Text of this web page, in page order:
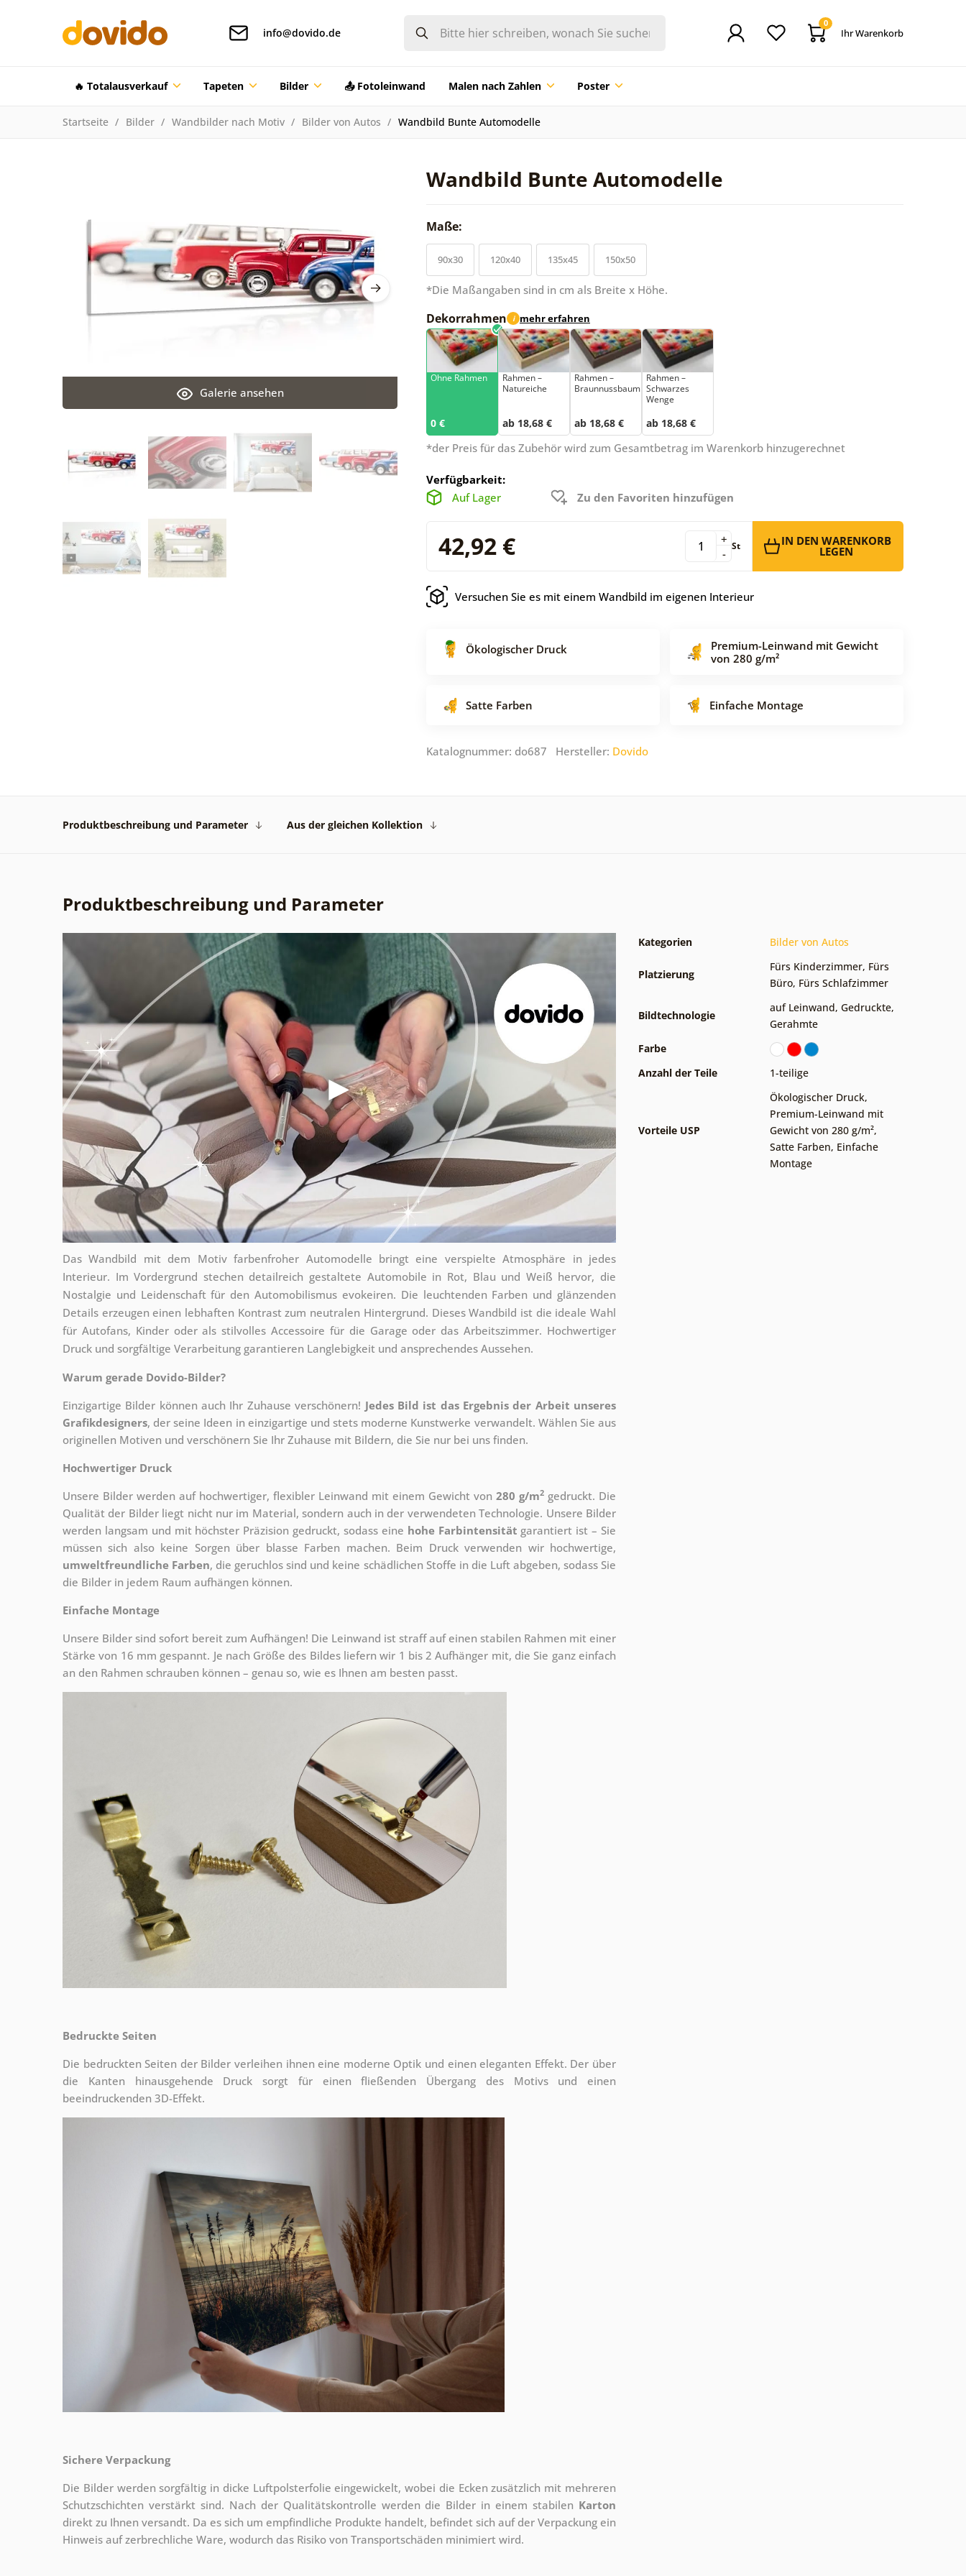
info@dovido.de
0
Ihr Warenkorb
🔥 Totalausverkauf Tapeten Bilder 📤 Fotoleinwand Malen nach Zahlen Poster
Startseite Bilder Wandbilder nach Motiv Bilder von Autos Wandbild Bunte Automodelle
Wandbild Bunte Automodelle
Galerie ansehen
Maße:
90x30 120x40 135x45 150x50
*Die Maßangaben sind in cm als Breite x Höhe.
Dekorrahmen i mehr erfahren
Ohne Rahmen
0 €
Rahmen –
Natureiche
ab 18,68 €
Rahmen –
Braunnussbaum
ab 18,68 €
Rahmen –
Schwarzes
Wenge
ab 18,68 €
*der Preis für das Zubehör wird zum Gesamtbetrag im Warenkorb hinzugerechnet
Verfügbarkeit:
Auf Lager
Zu den Favoriten hinzufügen
42,92 € -
+ St IN DEN WARENKORB
LEGEN
Versuchen Sie es mit einem Wandbild im eigenen Interieur
Ökologischer Druck
Premium-Leinwand mit Gewicht
von 280 g/m²
Satte Farben Einfache Montage
Katalognummer: do687 Hersteller: Dovido
Produktbeschreibung und Parameter Aus der gleichen Kollektion
Produktbeschreibung und Parameter
Das Wandbild mit dem Motiv farbenfroher Automodelle bringt eine verspielte Atmosphäre in jedes
Interieur. Im Vordergrund stechen detailreich gestaltete Automobile in Rot, Blau und Weiß hervor, die
Nostalgie und Leidenschaft für den Automobilismus evokeiren. Die leuchtenden Farben und glänzenden
Details erzeugen einen lebhaften Kontrast zum neutralen Hintergrund. Dieses Wandbild ist die ideale Wahl
für Autofans, Kinder oder als stilvolles Accessoire für die Garage oder das Arbeitszimmer. Hochwertiger
Druck und sorgfältige Verarbeitung garantieren Langlebigkeit und ansprechendes Aussehen.
Warum gerade Dovido-Bilder?
Einzigartige Bilder können auch Ihr Zuhause verschönern! Jedes Bild ist das Ergebnis der Arbeit unseres
Grafikdesigners, der seine Ideen in einzigartige und stets moderne Kunstwerke verwandelt. Wählen Sie aus
originellen Motiven und verschönern Sie Ihr Zuhause mit Bildern, die Sie nur bei uns finden.
Hochwertiger Druck
Unsere Bilder werden auf hochwertiger, flexibler Leinwand mit einem Gewicht von 280 g/m2 gedruckt. Die
Qualität der Bilder liegt nicht nur im Material, sondern auch in der verwendeten Technologie. Unsere Bilder
werden langsam und mit höchster Präzision gedruckt, sodass eine hohe Farbintensität garantiert ist – Sie
müssen sich also keine Sorgen über blasse Farben machen. Beim Druck verwenden wir hochwertige,
umweltfreundliche Farben, die geruchlos sind und keine schädlichen Stoffe in die Luft abgeben, sodass Sie
die Bilder in jedem Raum aufhängen können.
Einfache Montage
Unsere Bilder sind sofort bereit zum Aufhängen! Die Leinwand ist straff auf einen stabilen Rahmen mit einer
Stärke von 16 mm gespannt. Je nach Größe des Bildes liefern wir 1 bis 2 Aufhänger mit, die Sie ganz einfach
an den Rahmen schrauben können – genau so, wie es Ihnen am besten passt.
Bedruckte Seiten
Die bedruckten Seiten der Bilder verleihen ihnen eine moderne Optik und einen eleganten Effekt. Der über
die Kanten hinausgehende Druck sorgt für einen fließenden Übergang des Motivs und einen
beeindruckenden 3D-Effekt.
Sichere Verpackung
Die Bilder werden sorgfältig in dicke Luftpolsterfolie eingewickelt, wobei die Ecken zusätzlich mit mehreren
Schutzschichten verstärkt sind. Nach der Qualitätskontrolle werden die Bilder in einem stabilen Karton
direkt zu Ihnen versandt. Da es sich um empfindliche Produkte handelt, befindet sich auf der Verpackung ein
Hinweis auf zerbrechliche Ware, wodurch das Risiko von Transportschäden minimiert wird.
Kategorien Bilder von Autos
Platzierung
Fürs Kinderzimmer, Fürs
Büro, Fürs Schlafzimmer
Bildtechnologie
auf Leinwand, Gedruckte,
Gerahmte
Farbe
Anzahl der Teile
1-teilige
Vorteile USP
Ökologischer Druck,
Premium-Leinwand mit
Gewicht von 280 g/m²,
Satte Farben, Einfache
Montage